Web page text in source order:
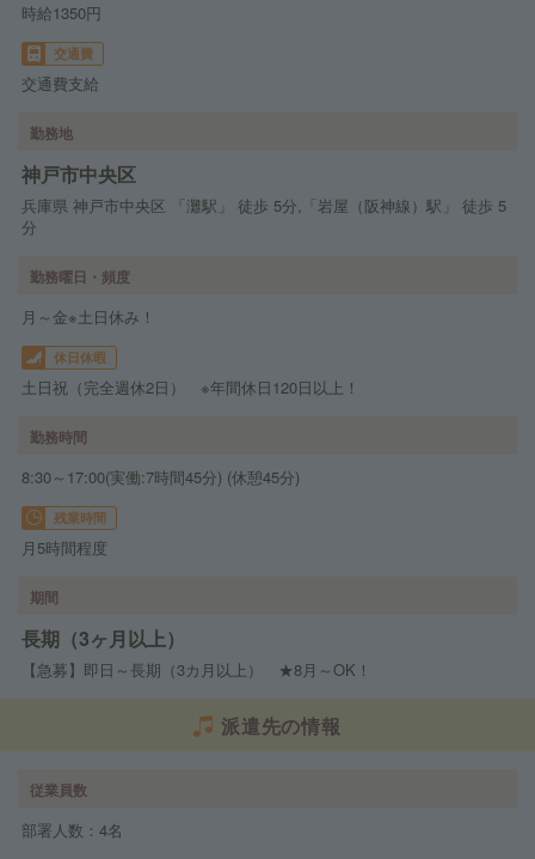
時給1350円
交通費
交通費支給
勤務地
神戸市中央区
兵庫県 神戸市中央区 「灘駅」 徒歩 5分,「岩屋（阪神線）駅」 徒歩 5
分
勤務曜日・頻度
月～金※土日休み！
休日休暇
土日祝（完全週休2日） ※年間休日120日以上！
勤務時間
8:30～17:00(実働:7時間45分) (休憩45分)
残業時間
月5時間程度
期間
長期（3ヶ月以上）
【急募】即日～長期（3カ月以上） ★8月～OK！
派遣先の情報
従業員数
部署人数：4名